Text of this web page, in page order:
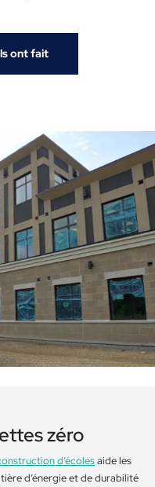
ont fait
zéro
d’écolesaide les
d’énergie et de durabilité